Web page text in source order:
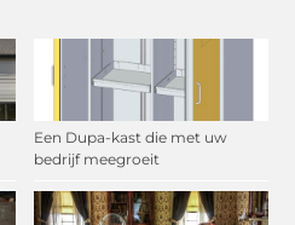
Een Dupa-kast die met uw
bedrijf meegroeit